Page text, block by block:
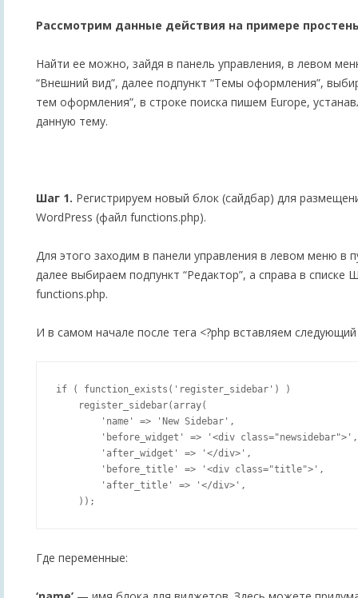
Рассмотрим данные действия на примере
Найти ее можно, зайдя в панель управления, в левом
“Внешний вид”, далее подпункт “Темы оформления”,
тем оформления”, в строке поиска пишем Europe,
данную тему.
Шаг 1. Регистрируем новый блок (сайдбар) для
WordPress (файл functions.php).
Для этого заходим в панели управления в левом меню в
далее выбираем подпункт “Редактор”, а справа в
functions.php.
И в самом начале после тега <?php вставляем
if ( function_exists('register_sidebar') )
    register_sidebar(array(
        'name' => 'New Sidebar',
        'before_widget' => '<div class="newsidebar">',
        'after_widget' => '</div>',
        'before_title' => '<div class="title">',
        'after_title' => '</div>',
Где переменные: